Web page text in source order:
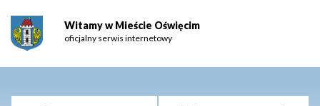
Witamy w Mieście Oświęcim
oficjalny serwis internetowy